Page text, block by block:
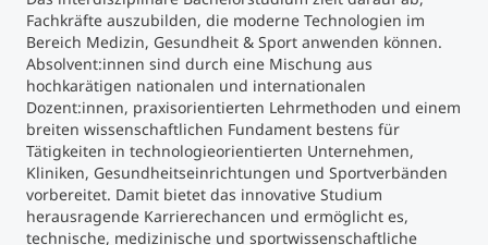
Fachkräfte auszubilden, die moderne Technologien im
Bereich Medizin, Gesundheit & Sport anwenden können.
Absolvent:innen sind durch eine Mischung aus
hochkarätigen nationalen und internationalen
Dozent:innen, praxisorientierten Lehrmethoden und einem
breiten wissenschaftlichen Fundament bestens für
Tätigkeiten in technologieorientierten Unternehmen,
Kliniken, Gesundheitseinrichtungen und Sportverbänden
vorbereitet. Damit bietet das innovative Studium
herausragende Karrierechancen und ermöglicht es,
technische, medizinische und sportwissenschaftliche